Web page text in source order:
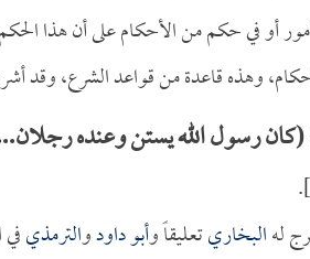
أو في حكم من الأحكام على أن هذا
وهذه قاعدة من قواعد الشرع، وقد
رسول الله يستن وعنده
].
لهالبخاريتعليقاً وأبو داودوالترمذي